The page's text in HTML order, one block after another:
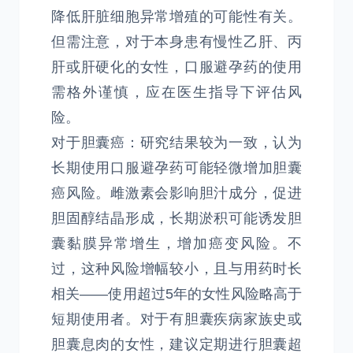
降低肝脏细胞异常增殖的可能性有关。
但需注意，对于本身患有慢性乙肝、丙
肝或肝硬化的女性，口服避孕药的使用
需格外谨慎，应在医生指导下评估风
险。
对于胆囊癌：研究结果较为一致，认为
长期使用口服避孕药可能轻微增加胆囊
癌风险。雌激素会影响胆汁成分，促进
胆固醇结晶形成，长期淤积可能诱发胆
囊黏膜异常增生，增加癌变风险。不
过，这种风险增幅较小，且与用药时长
相关——使用超过5年的女性风险略高于
短期使用者。对于有胆囊疾病家族史或
胆囊息肉的女性，建议定期进行胆囊超